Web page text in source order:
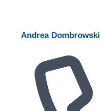
Andrea Dombrowski